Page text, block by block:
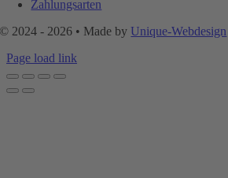
Zahlungsarten
© 2024 - 2026 • Made byUnique-Webdesign
Page load link